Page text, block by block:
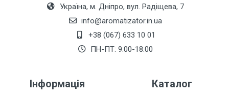
Залишити відгук
Україна, м. Дніпро, вул. Радіщева, 7
info@aromatizator.in.ua
+38 (067) 633 10 01
ПН-ПТ: 9:00-18:00
Інформація Каталог